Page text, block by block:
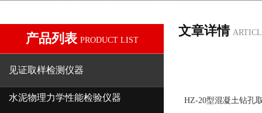
文章详情
HZ-20型混凝土钻孔
产品列表 PRODUCT LIST
见证取样检测仪器
水泥物理力学性能检验仪器